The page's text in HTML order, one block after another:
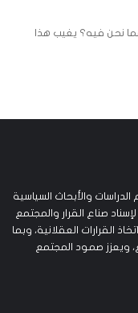
نحن فيه؟ يغيب هذا
والأبحاث السياسية
صناع القرار والمجتمع
القرارات العقلانية، وبما
ويعزز صمود المجتمع